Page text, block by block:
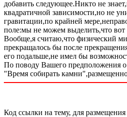
добавить следующее.Никто не
квадратичной зависимости,но не
гравитации,по крайней
поле:мы не можем выделить,что вот
Вообще,я считаю,что физический
прекращалось бы после
его подальше,не имел бы
По поводу Вашего предположения о
"Время собирать
Код ссылки на тему, для